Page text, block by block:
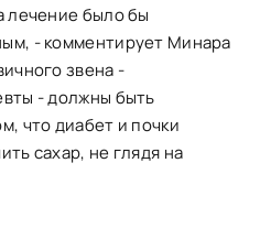
лечение было бы
- комментирует Минара
звена -
- должны быть
что диабет и почки
сахар, не глядя на